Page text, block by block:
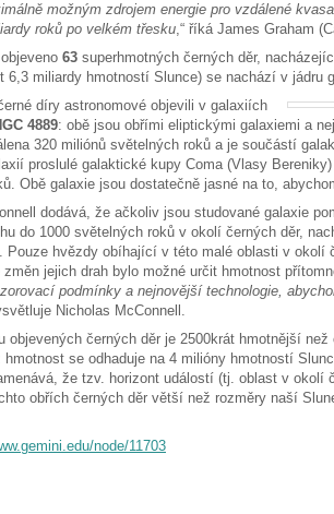
možným zdrojem energie pro vzdálené
roků po velkém třesku,“ říká James Graham
63 superhmotných černých děr,
6,3 miliardy hmotností Slunce) se nachází v jádru
díry astronomové objevili v galaxiích
4889: obě jsou obřími eliptickými galaxiemi a
320 miliónů světelných roků a je součástí
proslulé galaktické kupy Coma (Vlasy
Obě galaxie jsou dostatečně jasné na to,
dodává, že ačkoliv jsou studované galaxie
do 1000 světelných roků v okolí černých děr,
Pouze hvězdy obíhající v této malé oblasti v okolí
jejich drah bylo možné určit hmotnost
podmínky a nejnovější technologie,
Nicholas McConnell.
objevených černých děr je 2500krát hmotnější
se odhaduje na 4 milióny hmotností
že tzv. horizont událostí (tj. oblast v okolí
obřích černých děr větší než rozměry naší
node/11703